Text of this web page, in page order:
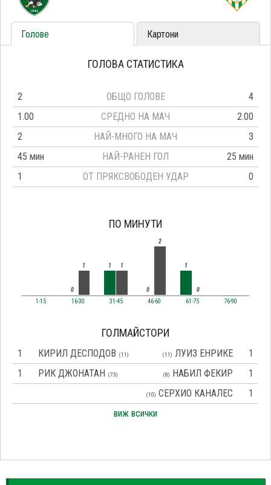
Голове Картони
ГОЛОВА СТАТИСТИКА
2 ОБЩО ГОЛОВЕ
4
1.00
СРЕДНО НА МАЧ
2.00
2
НАЙ-МНОГО НА МАЧ
3
45 мин
НАЙ-РАНЕН ГОЛ
25 мин
1
ОТ ПРЯКСВОБОДЕН УДАР 0
ПО МИНУТИ
1-15
0
1
16-30
1 1
31-45
0
2
46-60
1
0
61-75
76-90
ГОЛМАЙСТОРИ
1 КИРИЛ ДЕСПОДОВ (11) (11) ЛУИЗ ЕНРИКЕ
1
1
РИК ДЖОНАТАН (73) (8) НАБИЛ ФЕКИР 1
(10) СЕРХИО КАНАЛЕС
1
виж всички